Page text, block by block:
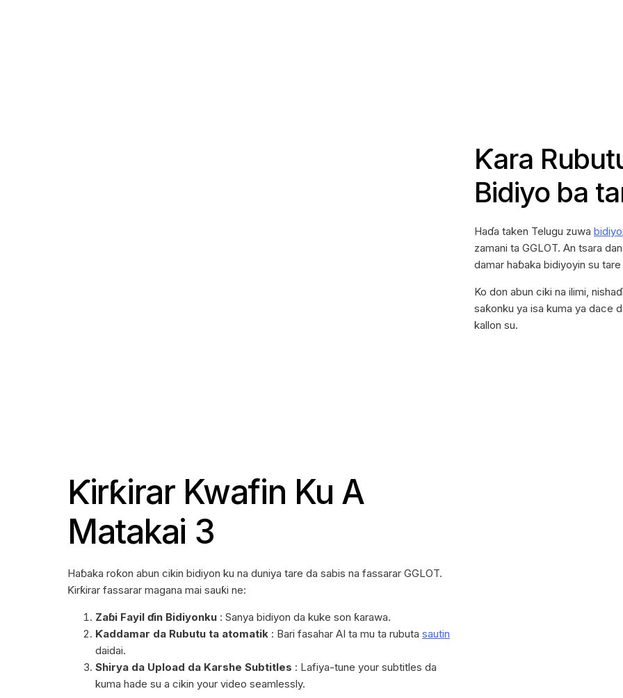
Ƙara
Bidiyo ba
Haɗa taken Telugu zuwa
zamani ta GGLOT. An tsara
damar haɓaka bidiyoyin su
Ko don abun ciki na ilimi,
saƙonku ya isa kuma ya dace
kallon su.
Ƙirƙirar Kwafin Ku A
Matakai 3
Haɓaka roƙon abun cikin bidiyon ku na duniya tare da sabis na fassarar GGLOT.
Ƙirƙirar fassarar magana mai sauƙi ne:
Zaɓi Fayil ɗin Bidiyonku : Sanya bidiyon da kuke son ƙarawa.
Ƙaddamar da Rubutu ta atomatik : Bari fasahar AI ta mu ta rubuta sautin
daidai.
Shirya da Upload da Karshe Subtitles : Lafiya-tune your subtitles da
kuma hade su a cikin your video seamlessly.